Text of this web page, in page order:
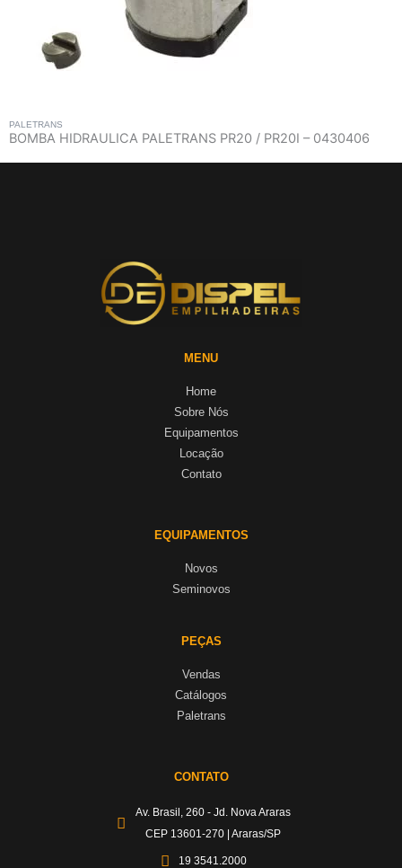
PALETRANS
BOMBA HIDRAULICA PALETRANS PR20 / PR20I – 0430406
MENU
Home
Sobre Nós
Equipamentos
Locação
Contato
EQUIPAMENTOS
Novos
Seminovos
PEÇAS
Vendas
Catálogos
Paletrans
CONTATO
Av. Brasil, 260 - Jd. Nova Araras
CEP 13601-270 | Araras/SP
19 3541.2000